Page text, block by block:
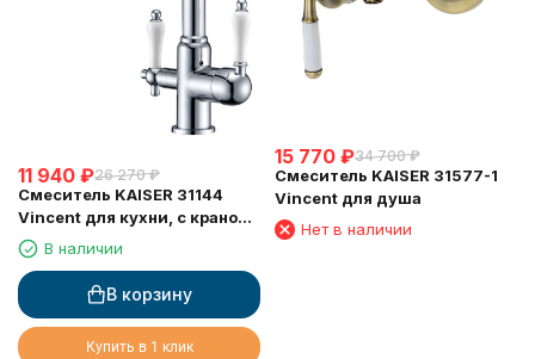
11 940 ₽26 270 ₽
Смеситель KAISER 31144
Vincent для кухни, с краном
для питьевой воды, хром
В наличии
В корзину
Купить в 1 клик
15 770 ₽34 700 ₽
Смеситель KAISER 31577-1
Vincent для душа
Нет в наличии